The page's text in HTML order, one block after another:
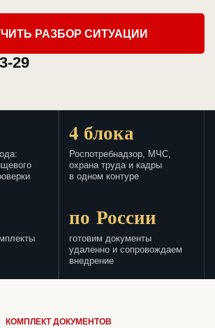
РАЗБОР СИТУАЦИИ
29
4 блока
Роспотребнадзор, МЧС,
охрана труда и кадры
в одном контуре
по России
готовим документы
удаленно и сопровождаем
внедрение
КОМПЛЕКТ ДОКУМЕНТОВ